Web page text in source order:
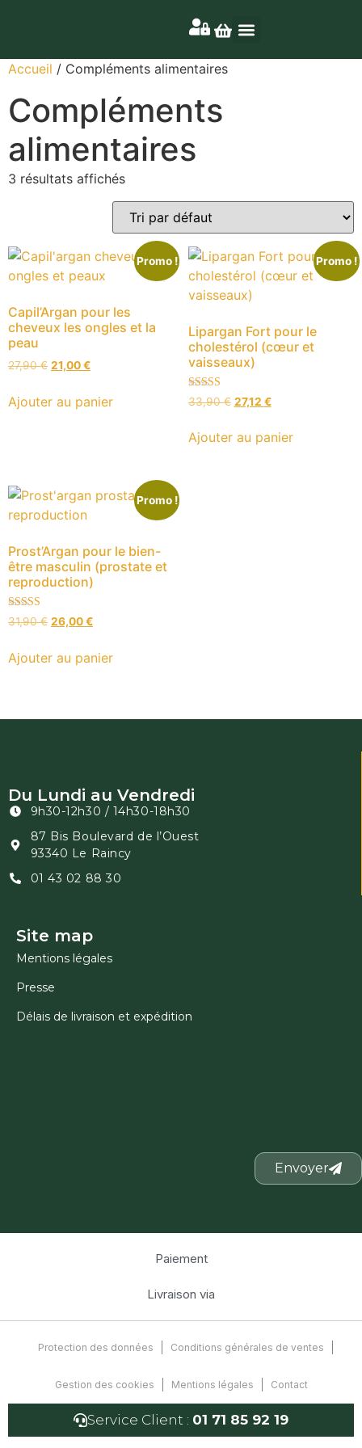
Accueil / Compléments alimentaires
Compléments
alimentaires
3 résultats affichés
Promo !
Capil’Argan pour les
cheveux les ongles et la
peau
27,90€ 21,00€
Ajouter au panier
Promo !
Lipargan Fort pour le
cholestérol (cœur et
vaisseaux)
Note
5.00
33,90€ 27,12 €
Ajouter au panier
Promo !
Prost’Argan pour le bien-
être masculin (prostate et
reproduction)
Note
4.50
31,90€ 26,00€
Ajouter au panier
Du Lundi au Vendredi
9h30-12h30 / 14h30-18h30
87 Bis Boulevard de l’Ouest
93340 Le Raincy
01 43 02 88 30
Site map
Mentions légales
Presse
Délais de livraison et expédition
Envoyer
Paiement
Livraison via
Protection des données Conditions générales de ventes
Gestion des cookies Mentions légales Contact
Service Client : 01 71 85 92 19